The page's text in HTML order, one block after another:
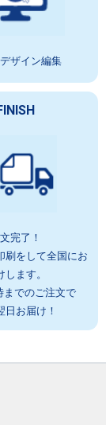
ザイン編集
完了！
刷をして全国にお
します。
でのご注文で
日お届け！